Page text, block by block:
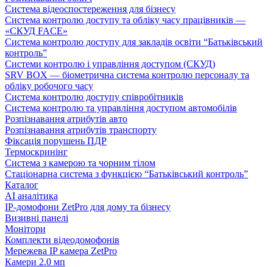
Система відеоспостереження для бізнесу
Система контролю доступу та обліку часу працівників —
«СКУД FACE»
Система контролю доступу для закладів освіти “Батьківський
контроль”
Системи контролю і управління доступом (СКУД)
SRV BOX — біометрична система контролю персоналу та
обліку робочого часу
Система контролю доступу співробітників
Система контролю та управління доступом автомобілів
Розпізнавання атрибутів авто
Розпізнавання атрибутів транспорту
Фіксація порушень ПДР
Термоскринінг
Система з камерою та чорним тілом
Стаціонарна система з функцією “Батьківський контроль”
Каталог
AI аналітика
IP-домофони ZetPro для дому та бізнесу
Визивні панелі
Монітори
Комплекти відеодомофонів
Мережева IP камера ZetPro
Камери 2.0 мп